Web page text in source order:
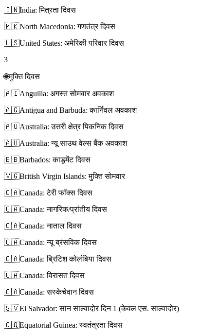
🇮🇳India: मित्रता दिवस
🇲🇰North Macedonia: गणतंत्र दिवस
🇺🇸United States: अमेरिकी परिवार दिवस
3
🌐मुक्ति दिवस
🇦🇮Anguilla: अगस्त सोमवार अवकाश
🇦🇬Antigua and Barbuda: कार्निवल अवकाश
🇦🇺Australia: उत्तरी क्षेत्र पिकनिक दिवस
🇦🇺Australia: न्यू साउथ वेल्स बैंक अवकाश
🇧🇧Barbados: काडूमेंट दिवस
🇻🇬British Virgin Islands: मुक्ति सोमवार
🇨🇦Canada: टेरी फॉक्स दिवस
🇨🇦Canada: नागरिक/प्रांतीय दिवस
🇨🇦Canada: नाताल दिवस
🇨🇦Canada: न्यू ब्रंसविक दिवस
🇨🇦Canada: ब्रिटिश कोलंबिया दिवस
🇨🇦Canada: विरासत दिवस
🇨🇦Canada: सस्केचेवान दिवस
🇸🇻El Salvador: सान साल्वादोर दिन 1 (केवल एस. साल्वादोर)
🇬🇶Equatorial Guinea: स्वतंत्रता दिवस